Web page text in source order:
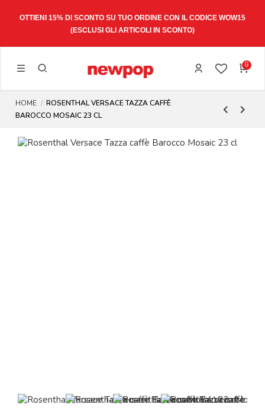
OTTIENI 15% DI SCONTO SU TUO ORDINE CON IL CODICEWOW15
(ESCLUSI GLI ARTICOLI IN SCONTO)
0
HOME
ROSENTHAL VERSACE TAZZA CAFFÈ
BAROCCO MOSAIC 23 CL